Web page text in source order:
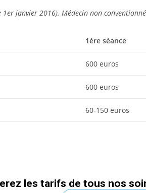
1er janvier 2016). Médecin non
1ère séance
600 euros
600 euros
60-150 euros
les tarifs de tous nos